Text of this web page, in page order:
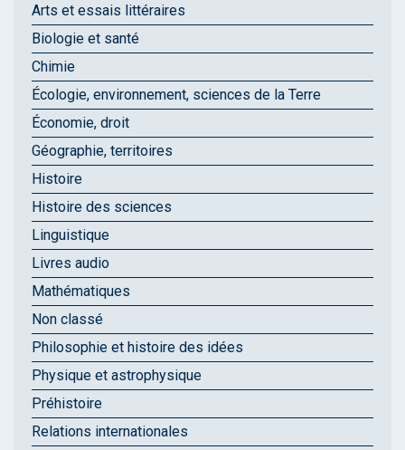
Arts et essais littéraires
Biologie et santé
Chimie
Écologie, environnement, sciences de la Terre
Économie, droit
Géographie, territoires
Histoire
Histoire des sciences
Linguistique
Livres audio
Mathématiques
Non classé
Philosophie et histoire des idées
Physique et astrophysique
Préhistoire
Relations internationales